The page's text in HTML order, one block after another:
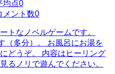
均点0
メント数0
トなノベルゲームです。
（多分）。 お風呂にお湯を
どうぞ。 内容はヒーリング
るノリで遊んでください。